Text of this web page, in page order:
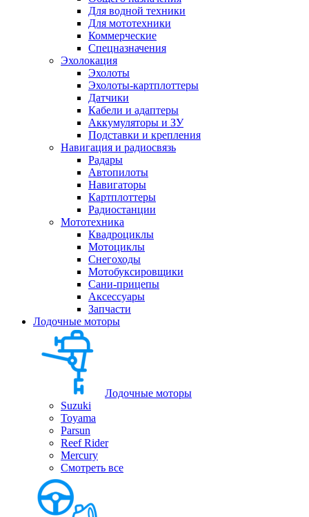
Для водной техники
Для мототехники
Коммерческие
Спецназначения
Эхолокация
Эхолоты
Эхолоты-картплоттеры
Датчики
Кабели и адаптеры
Аккумуляторы и ЗУ
Подставки и крепления
Навигация и радиосвязь
Радары
Автопилоты
Навигаторы
Картплоттеры
Радиостанции
Мототехника
Квадроциклы
Мотоциклы
Снегоходы
Мотобуксировщики
Сани-прицепы
Аксессуары
Запчасти
Лодочные моторы
Лодочные моторы
Suzuki
Toyama
Parsun
Reef Rider
Mercury
Смотреть все